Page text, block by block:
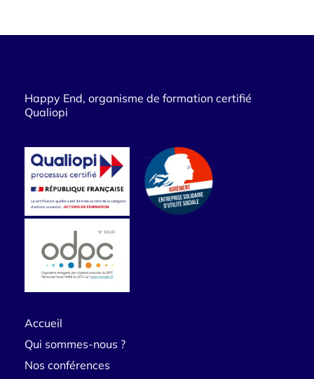
Happy End, organisme de formation certifié
Qualiopi
Accueil
Qui sommes-nous ?
Nos conférences